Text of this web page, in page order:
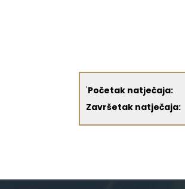
'Početak natječaja:
Završetak natječaja: